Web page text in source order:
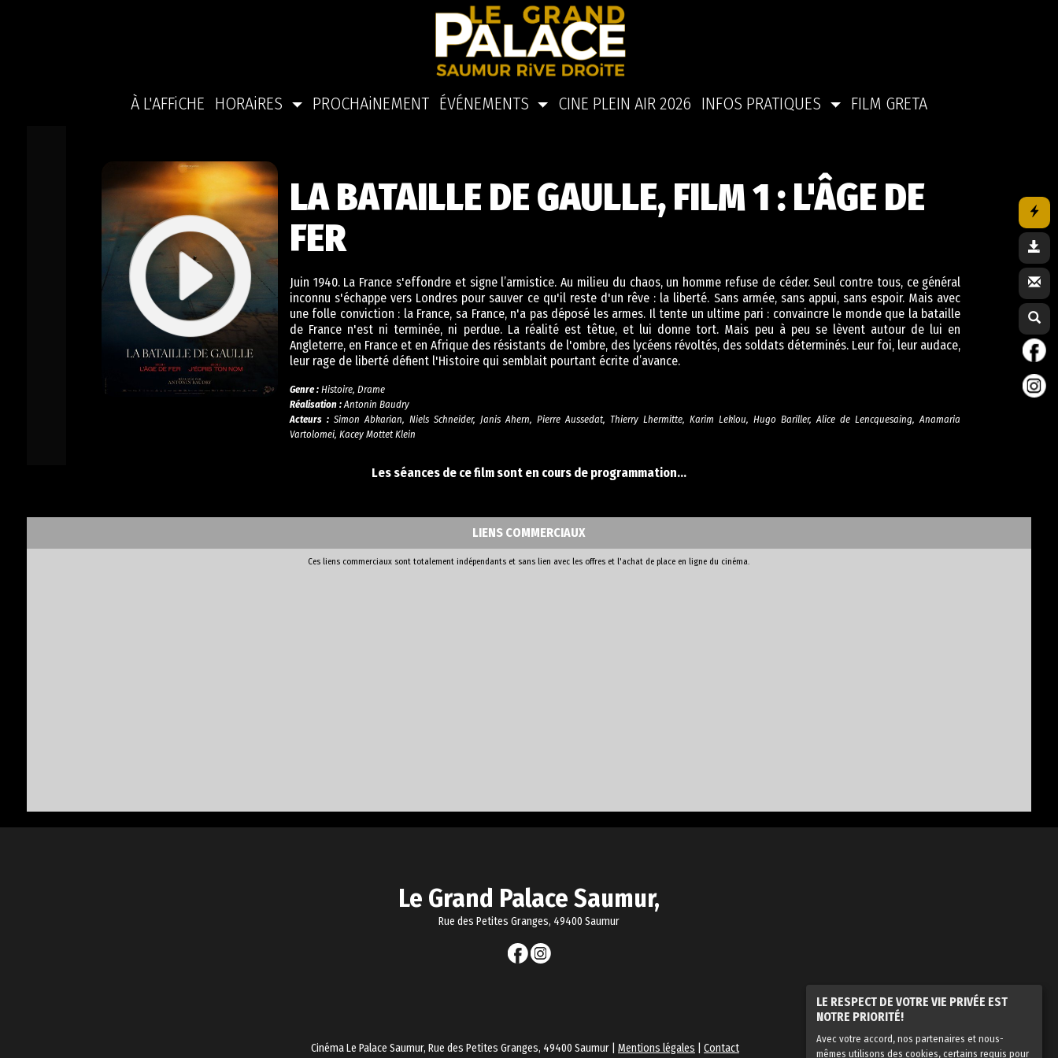
LE RESPECT DE VOTRE VIE PRIVÉE EST
NOTRE PRIORITÉ!
Avec votre accord, nos partenaires et nous-
mêmes utilisons des cookies, certains requis pour
À L'AFFiCHE HORAiRES PROCHAiNEMENT ÉVÉNEMENTS CINE PLEIN AIR 2026 INFOS PRATIQUES FILM GRETA
LA BATAILLE DE GAULLE, FILM 1 : L'ÂGE DE
FER
Juin 1940. La France s'effondre et signe l’armistice. Au milieu du chaos, un homme refuse de céder. Seul contre tous, ce général
inconnu s'échappe vers Londres pour sauver ce qu'il reste d'un rêve : la liberté. Sans armée, sans appui, sans espoir. Mais avec
une folle conviction : la France, sa France, n'a pas déposé les armes. Il tente un ultime pari : convaincre le monde que la bataille
de France n'est ni terminée, ni perdue. La réalité est têtue, et lui donne tort. Mais peu à peu se lèvent autour de lui en
Angleterre, en France et en Afrique des résistants de l'ombre, des lycéens révoltés, des soldats déterminés. Leur foi, leur audace,
leur rage de liberté défient l'Histoire qui semblait pourtant écrite d’avance.
Genre : Histoire, Drame
Réalisation :Antonin Baudry
Acteurs :Simon Abkarian, Niels Schneider, Janis Ahern, Pierre Aussedat, Thierry Lhermitte, Karim Leklou, Hugo Bariller, Alice de Lencquesaing, Anamaria
Vartolomei, Kacey Mottet Klein
Les séances de ce film sont en cours de programmation...
LIENS COMMERCIAUX
Ces liens commerciaux sont totalement indépendants et sans lien avec les offres et l'achat de place en ligne du cinéma.
Le Grand Palace Saumur,
Rue des Petites Granges, 49400 Saumur
Cinéma Le Palace Saumur, Rue des Petites Granges, 49400 Saumur | Mentions légales Contact